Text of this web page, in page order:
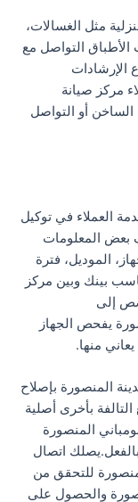
مثل الغسالات،
الأطباق التواصل مع
الإرشادات
مركز صيانة
أو التواصل
العملاء في توكيل
المعلومات
الموديل، فترة
بينك وبين مركز
إلى
يفحص الجهاز
منها.
المنصورة بإصلاح
بأخرى أصلية
المنصورة
اتصال
للتحقق من
والحصول على